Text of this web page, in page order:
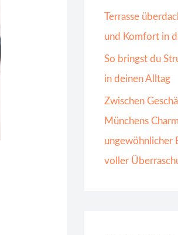
Terrasse
und Komfort in
So bringst du
in deinen Alltag
Zwischen
Münchens
ungewöhnlicher
voller